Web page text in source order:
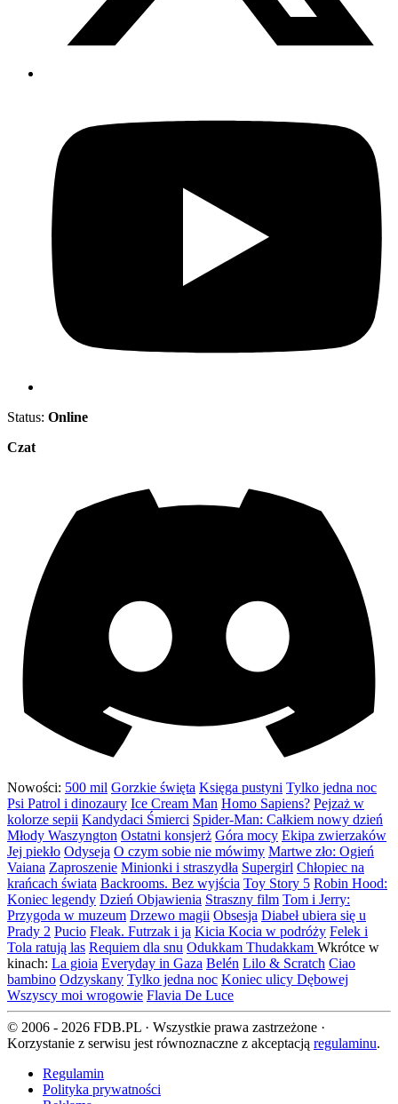
Status: Online
Czat
Nowości: 500 mil Gorzkie święta Księga pustyni Tylko jedna noc
Psi Patrol i dinozaury Ice Cream Man Homo Sapiens? Pejzaż w
kolorze sepii Kandydaci Śmierci Spider-Man: Całkiem nowy dzień
Młody Waszyngton Ostatni konsjerż Góra mocy Ekipa zwierzaków
Jej piekło Odyseja O czym sobie nie mówimy Martwe zło: Ogień
Vaiana Zaproszenie Minionki i straszydła Supergirl Chłopiec na
krańcach świata Backrooms. Bez wyjścia Toy Story 5 Robin Hood:
Koniec legendy Dzień Objawienia Straszny film Tom i Jerry:
Przygoda w muzeum Drzewo magii Obsesja Diabeł ubiera się u
Prady 2 Pucio Fleak. Futrzak i ja Kicia Kocia w podróży Felek i
Tola ratują las Requiem dla snu Odukkam Thudakkam Wkrótce w
kinach: La gioia Everyday in Gaza Belén Lilo & Scratch Ciao
bambino Odzyskany Tylko jedna noc Koniec ulicy Dębowej
Wszyscy moi wrogowie Flavia De Luce
© 2006 - 2026 FDB.PL · Wszystkie prawa zastrzeżone ·
Korzystanie z serwisu jest równoznaczne z akceptacją regulaminu.
Regulamin
Polityka prywatności